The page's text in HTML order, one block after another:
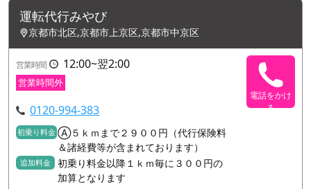
運転代行みやび
京都市北区,京都市上京区,京都市中京区
営業時間 12:00~翌2:00
営業時間外
0120-994-383
初乗り料金 Ⓐ５ｋｍまで２９００円（代行保険料
＆諸経費等が含まれております）
追加料金
初乗り料金以降１ｋｍ毎に３００円の
加算となります
電話をかけ
る